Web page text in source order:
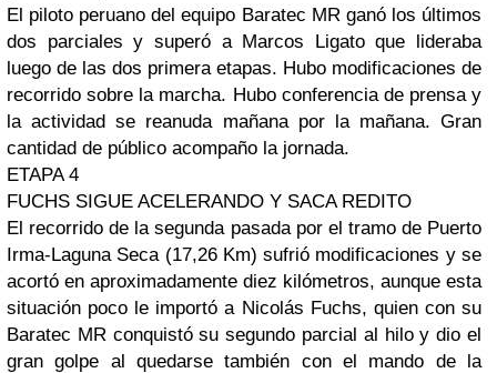
El piloto peruano del equipo Baratec MR ganó los últimos
dos parciales y superó a Marcos Ligato que lideraba
luego de las dos primera etapas. Hubo modificaciones de
recorrido sobre la marcha. Hubo conferencia de prensa y
la actividad se reanuda mañana por la mañana. Gran
cantidad de público acompaño la jornada.
ETAPA 4
FUCHS SIGUE ACELERANDO Y SACA REDITO
El recorrido de la segunda pasada por el tramo de Puerto
Irma-Laguna Seca (17,26 Km) sufrió modificaciones y se
acortó en aproximadamente diez kilómetros, aunque esta
situación poco le importó a Nicolás Fuchs, quien con su
Baratec MR conquistó su segundo parcial al hilo y dio el
gran golpe al quedarse también con el mando de la